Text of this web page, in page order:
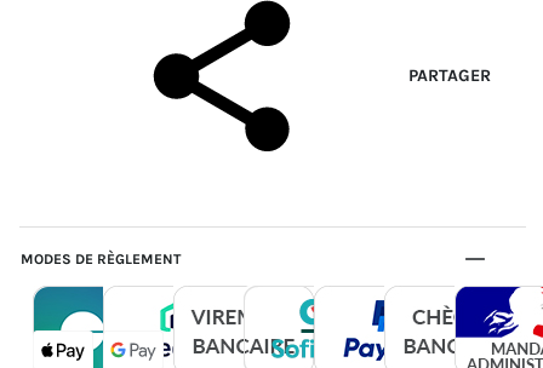
PARTAGER
MODES DE RÈGLEMENT